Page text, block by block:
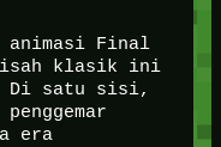
animasi Final
kisah klasik ini
Di satu sisi,
era